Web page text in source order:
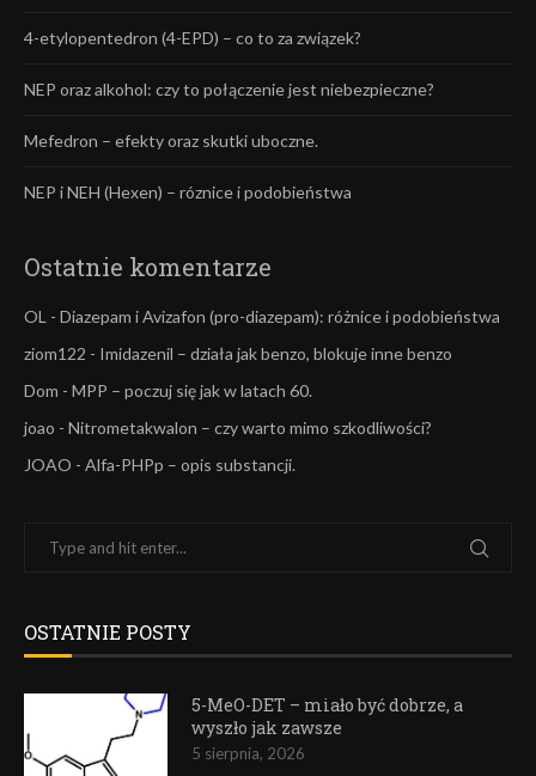
4-etylopentedron (4-EPD) – co to za związek?
NEP oraz alkohol: czy to połączenie jest niebezpieczne?
Mefedron – efekty oraz skutki uboczne.
NEP i NEH (Hexen) – róznice i podobieństwa
Ostatnie komentarze
OL - Diazepam i Avizafon (pro-diazepam): różnice i podobieństwa
ziom122 - Imidazenil – działa jak benzo, blokuje inne benzo
Dom - MPP – poczuj się jak w latach 60.
joao - Nitrometakwalon – czy warto mimo szkodliwości?
JOAO - Alfa-PHPp – opis substancji.
OSTATNIE POSTY
5-MeO-DET – miało być dobrze, a
wyszło jak zawsze
5 sierpnia, 2026